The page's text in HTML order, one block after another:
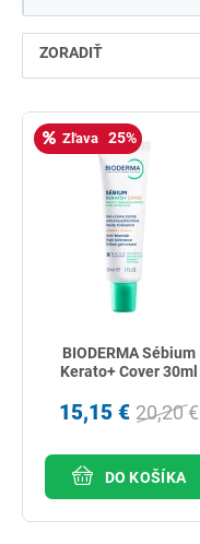
ZORADIŤ
Zľava 25%
BIODERMA Sébium
Kerato+ Cover 30ml
15,15 € 20,20 €
DO KOŠÍKA